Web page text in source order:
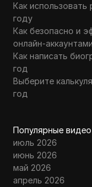
Как
году
Как безопасно и
онлайн-
Как написать
год
Выберите
год
Популярные видео
июль 2026
июнь 2026
май 2026
апрель 2026